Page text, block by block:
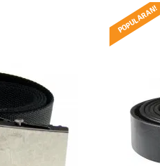
POPULARAN!